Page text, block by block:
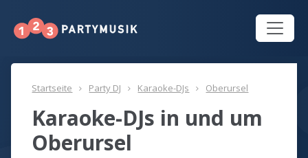
Startseite Party DJ Karaoke-DJs Oberursel
Karaoke-DJs in und um
Oberursel